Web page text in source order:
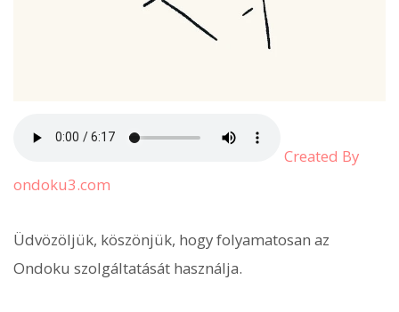
Created By
ondoku3.com
Üdvözöljük, köszönjük, hogy folyamatosan az
Ondoku szolgáltatását használja.